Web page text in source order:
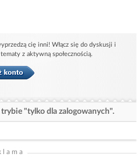
cię inni! Włącz się do dyskusji i
z aktywną społecznością.
"tylko dla zalogowanych".